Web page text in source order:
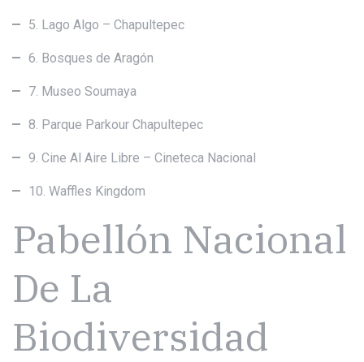
5. Lago Algo – Chapultepec
6. Bosques de Aragón
7. Museo Soumaya
8. Parque Parkour Chapultepec
9. Cine Al Aire Libre – Cineteca Nacional
10. Waffles Kingdom
Pabellón Nacional
De La
Biodiversidad